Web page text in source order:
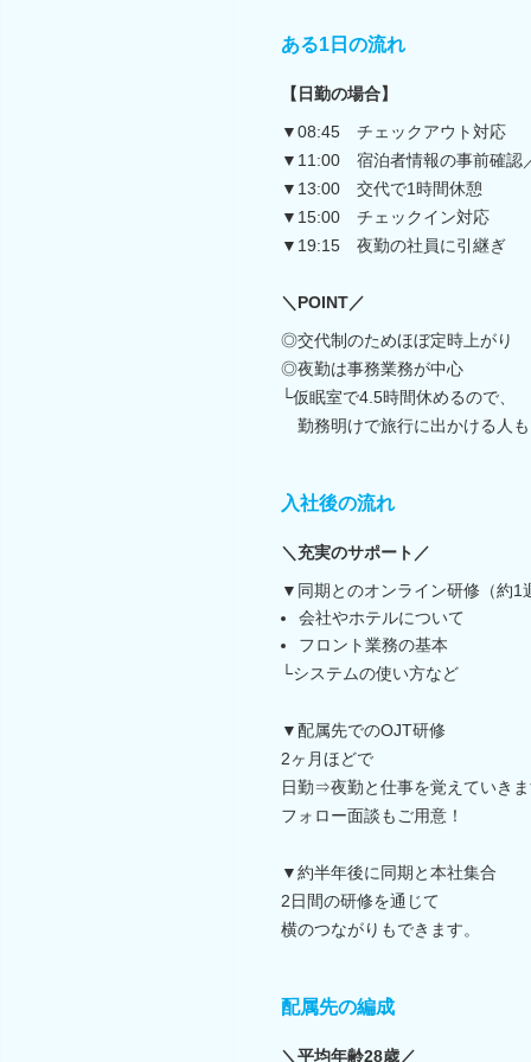
ある1日の流れ
【日勤の場合】
▼08:45 チェックアウト対応
▼11:00 宿泊者情報の事前確認
▼13:00 交代で1時間休憩
▼15:00 チェックイン対応
▼19:15 夜勤の社員に引継ぎ
＼POINT／
◎交代制のためほぼ定時上がり
◎夜勤は事務業務が中心
└仮眠室で4.5時間休めるので、
勤務明けで旅行に出かける人も
入社後の流れ
＼充実のサポート／
▼同期とのオンライン研修（約1
会社やホテルについて
フロント業務の基本
└システムの使い方など
▼配属先でのOJT研修
2ヶ月ほどで
日勤⇒夜勤と仕事を覚えていきま
フォロー面談もご用意！
▼約半年後に同期と本社集合
2日間の研修を通じて
横のつながりもできます。
配属先の編成
＼平均年齢28歳／